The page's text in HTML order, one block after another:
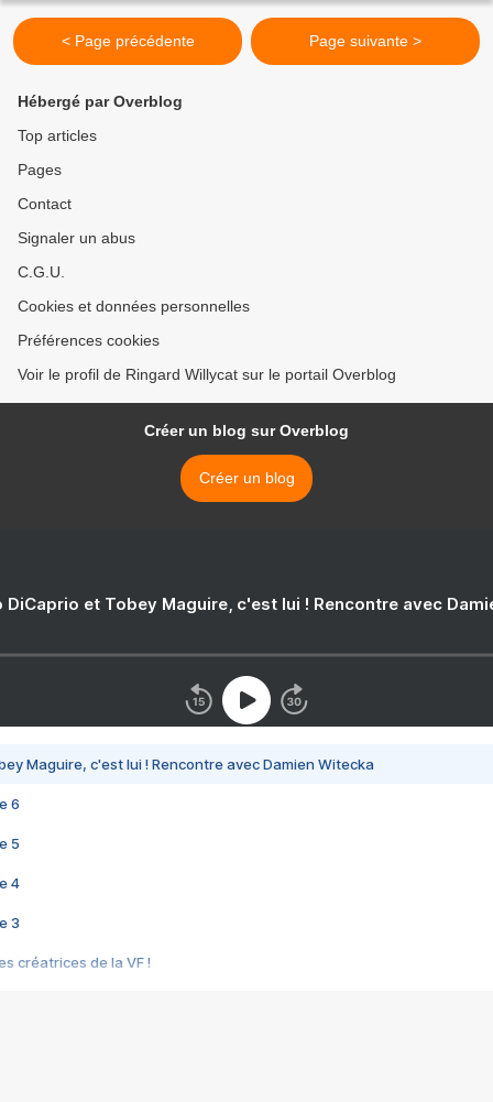
< Page précédente Page suivante >
Hébergé par Overblog
Top articles
Pages
Contact
Signaler un abus
C.G.U.
Cookies et données personnelles
Préférences cookies
Voir le profil de Ringard Willycat sur le portail Overblog
Créer un blog sur Overblog
Créer un blog
DiCaprio et Tobey Maguire, c'est lui ! Rencontre avec
Maguire, c'est lui ! Rencontre avec Damien Witecka
6
5
4
3
créatrices de la VF !